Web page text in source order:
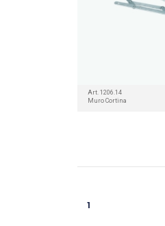
Art. 1206.14
Muro Cortina
1